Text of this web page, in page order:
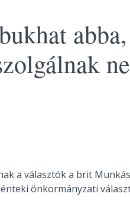
a választók a brit
önkormányzati